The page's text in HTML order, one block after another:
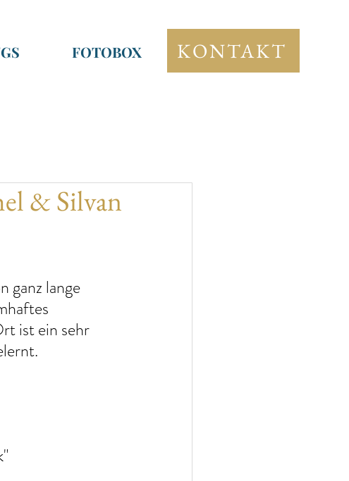
FOTOBOX KONTAKT
& Silvan
ganz lange
ist ein sehr